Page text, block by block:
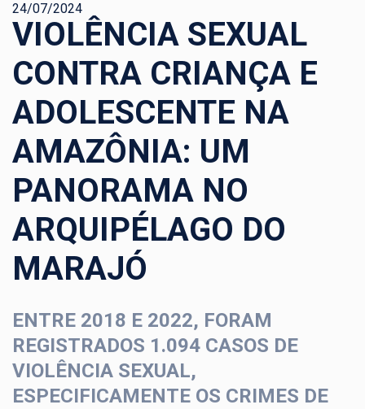
24/07/2024
VIOLÊNCIA SEXUAL
CONTRA CRIANÇA E
ADOLESCENTE NA
AMAZÔNIA: UM
PANORAMA NO
ARQUIPÉLAGO DO
MARAJÓ
ENTRE 2018 E 2022, FORAM
REGISTRADOS 1.094 CASOS DE
VIOLÊNCIA SEXUAL,
ESPECIFICAMENTE OS CRIMES DE